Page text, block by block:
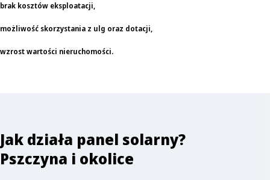
brak kosztów eksploatacji,
możliwość skorzystania z ulg oraz dotacji,
wzrost wartości nieruchomości.
Jak działa panel solarny?
Pszczyna i okolice